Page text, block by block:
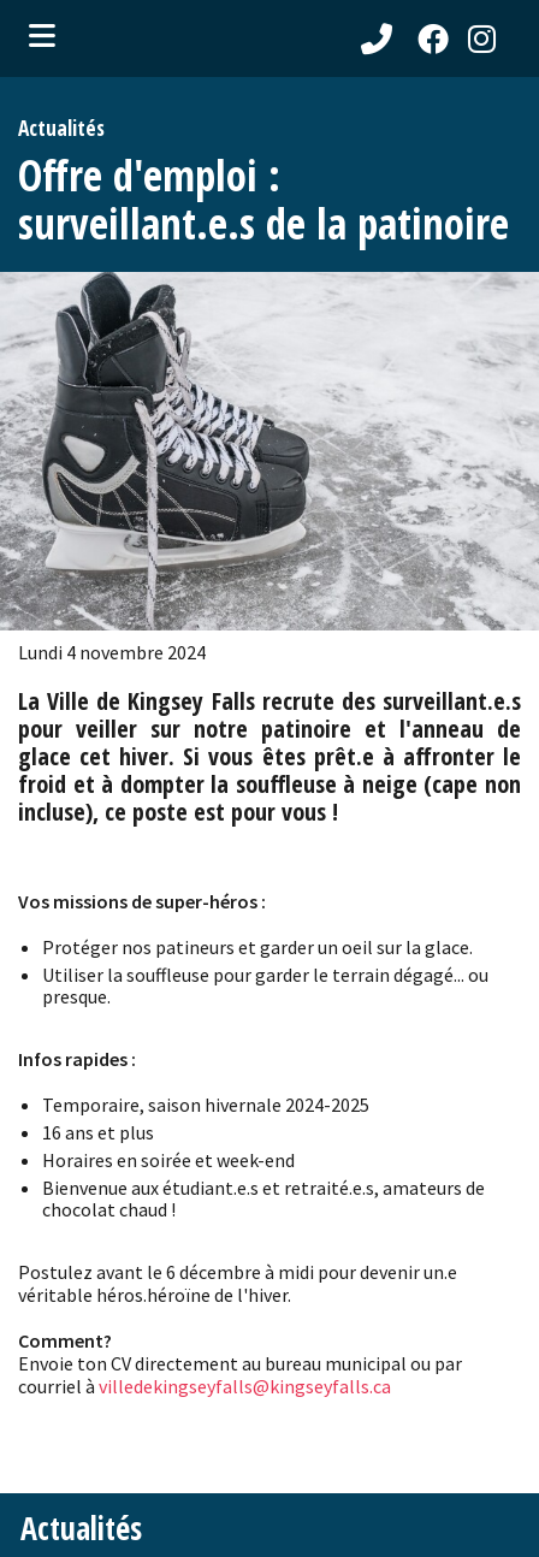
(Citoyens )
(Entreprises )
(Loisirs )
(Tourisme )
Actualités
Offre d'emploi :
surveillant.e.s de la patinoire
Lundi 4 novembre 2024
La Ville de Kingsey Falls recrute des surveillant.e.s
pour veiller sur notre patinoire et l'anneau de
glace cet hiver. Si vous êtes prêt.e à affronter le
froid et à dompter la souffleuse à neige (cape non
incluse), ce poste est pour vous !
Vos missions de super-héros :
Protéger nos patineurs et garder un oeil sur la glace.
Utiliser la souffleuse pour garder le terrain dégagé... ou
presque.
Infos rapides :
Temporaire, saison hivernale 2024-2025
16 ans et plus
Horaires en soirée et week-end
Bienvenue aux étudiant.e.s et retraité.e.s, amateurs de
chocolat chaud !
Postulez avant le 6 décembre à midi pour devenir un.e
véritable héros.héroïne de l'hiver.
Comment?
Envoie ton CV directement au bureau municipal ou par
courriel à villedekingseyfalls@kingseyfalls.ca
Actualités